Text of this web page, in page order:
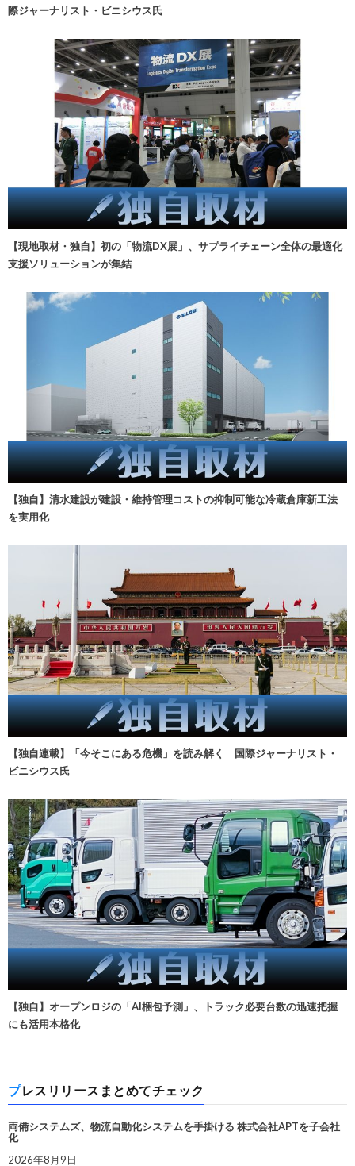
際ジャーナリスト・ビニシウス氏
【現地取材・独自】初の「物流DX展」、サプライチェーン全体の最適化
支援ソリューションが集結
【独自】清水建設が建設・維持管理コストの抑制可能な冷蔵倉庫新工法
を実用化
【独自連載】「今そこにある危機」を読み解く 国際ジャーナリスト・
ビニシウス氏
【独自】オープンロジの「AI梱包予測」、トラック必要台数の迅速把握
にも活用本格化
プレスリリースまとめてチェック
両備システムズ、物流自動化システムを手掛ける 株式会社APTを子会社
化
2026年8月9日